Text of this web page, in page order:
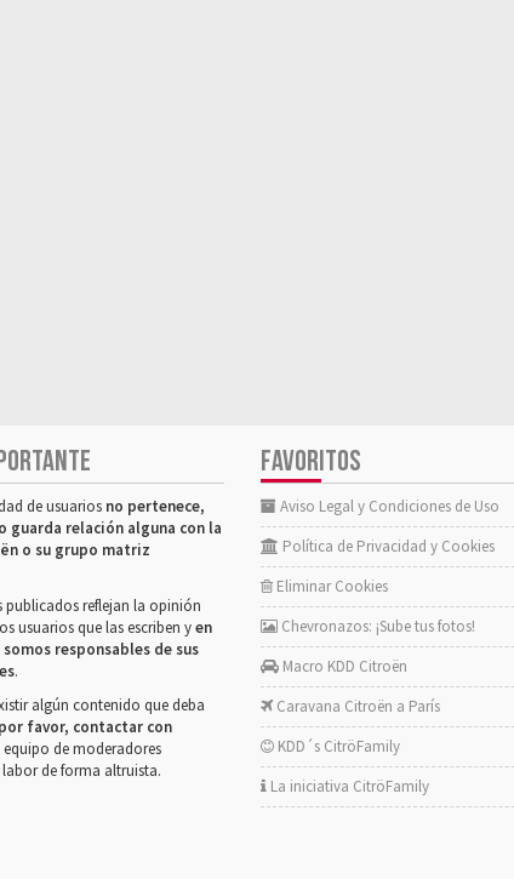
de usuarios no pertenece,
guarda relación alguna con la
o su grupo matriz
publicados reflejan la opinión
usuarios que las escriben yen
responsables de sus
.
algún contenido que deba
por favor, contactar con
equipo de moderadores
de forma altruista.
FAVORITOS
Aviso Legal y Condiciones de Uso
Política de Privacidad y Cookies
Eliminar Cookies
Chevronazos: ¡Sube tus fotos!
Macro KDD Citroën
Caravana Citroën a París
KDD´s CitröFamily
La iniciativa CitröFamily